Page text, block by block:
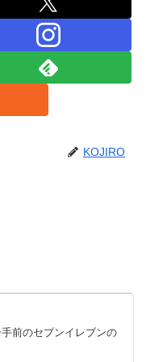
KOJIRO
前のセブンイレブンの